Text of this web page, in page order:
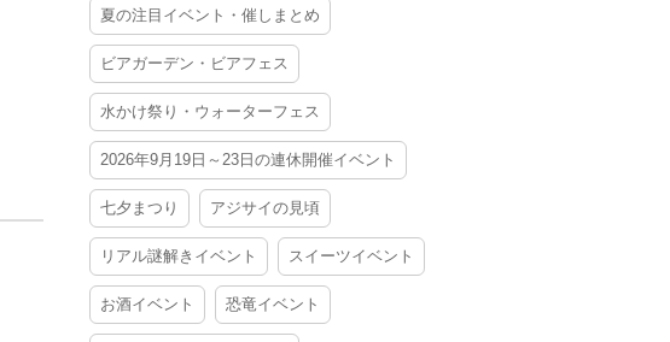
夏の注目イベント・催しまとめ
ビアガーデン・ビアフェス
水かけ祭り・ウォーターフェス
2026年9月19日～23日の連休開催イベント
七夕まつり アジサイの見頃
リアル謎解きイベント スイーツイベント
お酒イベント 恐竜イベント